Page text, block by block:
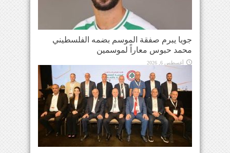
جويا يبرم صفقة الموسم بضمه الفلسطيني
محمد حبوس معاراً لموسمين
أغسطس 6, 2026